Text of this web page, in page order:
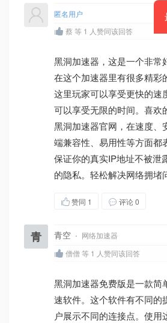
匿名用户
蔡 等 1 人赞同该回答
黑洞加速器，这是一个非常
在这个加速器里有很多精彩
这里玩家可以享受更快的速
可以享受无限的时间。喜欢
黑洞加速器官网，在速度、
端兼容性、易用性等方面都
保证你的真实IP地址不被泄
的隐私。轻松解决网络拥堵
赞同 1 评论 0
青 青空 · 网络加速器
僧僧 等 1 人赞同该回答
黑洞加速器免费版是一款简
速软件。这个软件有不同的
户展示不同的连接点。使用